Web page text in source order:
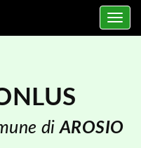
Toggle
diAROSIO